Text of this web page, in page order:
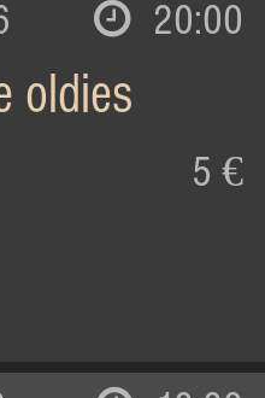
20:00
oldies
5 €